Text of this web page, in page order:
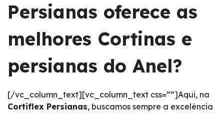
Persianas oferece as
melhores Cortinas e
persianas do Anel?
[/vc_column_text][vc_column_text css=””]Aqui, na
Cortiflex Persianas, buscamos sempre a excelência